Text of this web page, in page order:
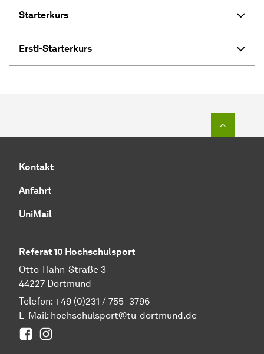
Starterkurs
Ersti-Starterkurs
Kontakt
Anfahrt
UniMail
Referat 10 Hochschulsport
Otto-Hahn-Straße 3
44227 Dortmund
Telefon: +49 (0)231 / 755- 3796
E-Mail: hochschulsport@tu-dortmund.de
Facebook